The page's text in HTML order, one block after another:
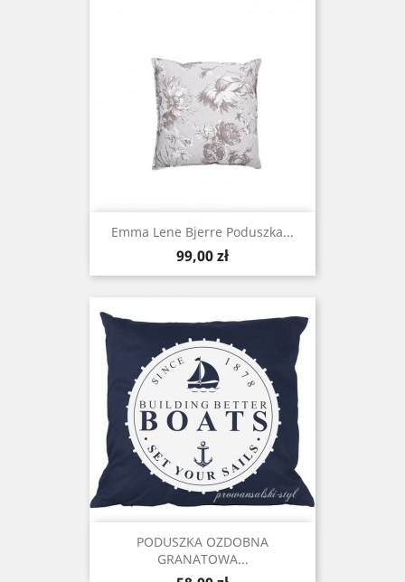
Emma Lene Bjerre Poduszka...
Cena
99,00 zł
PODUSZKA OZDOBNA
GRANATOWA...